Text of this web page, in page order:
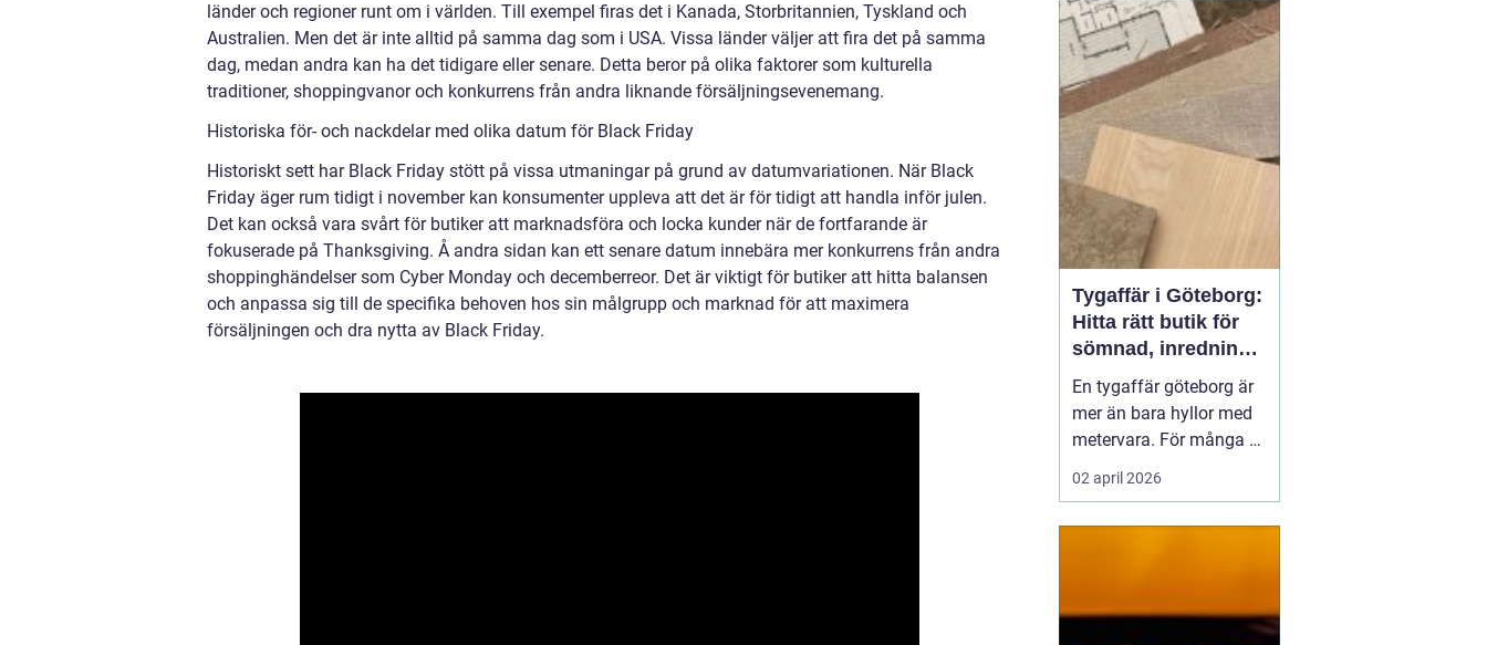
länder och regioner runt om i världen. Till exempel firas det i Kanada, Storbritannien, Tyskland och
Australien. Men det är inte alltid på samma dag som i USA. Vissa länder väljer att fira det på samma
dag, medan andra kan ha det tidigare eller senare. Detta beror på olika faktorer som kulturella
traditioner, shoppingvanor och konkurrens från andra liknande försäljningsevenemang.
Historiska för- och nackdelar med olika datum för Black Friday
Historiskt sett har Black Friday stött på vissa utmaningar på grund av datumvariationen. När Black
Friday äger rum tidigt i november kan konsumenter uppleva att det är för tidigt att handla inför julen.
Det kan också vara svårt för butiker att marknadsföra och locka kunder när de fortfarande är
fokuserade på Thanksgiving. Å andra sidan kan ett senare datum innebära mer konkurrens från andra
shoppinghändelser som Cyber Monday och decemberreor. Det är viktigt för butiker att hitta balansen
och anpassa sig till de specifika behoven hos sin målgrupp och marknad för att maximera
försäljningen och dra nytta av Black Friday.
känslan i handen, hur
maskorna lägger sig och
hur plagget håller över
tid. Bland alla alternativ
som finns...
Tygaffär i Göteborg:
Hitta rätt butik för
sömnad, inredning
och kreativitet
En tygaffär göteborg är
mer än bara hyllor med
metervara. För många är
butiken en kreativ
verkstad, en rådgivare
02 april 2026